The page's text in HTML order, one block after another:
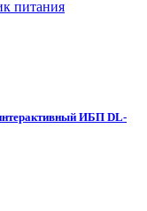
питания
ИБП DL-